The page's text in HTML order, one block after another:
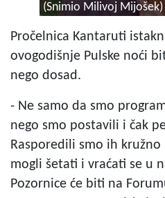
(Snimio Milivoj Mijošek)
Pročelnica Kantaruti
ovogodišnje Pulske noći
nego dosad.
- Ne samo da smo
nego smo postavili i čak
Rasporedili smo ih
mogli šetati i vraćati se u
Pozornice će biti na